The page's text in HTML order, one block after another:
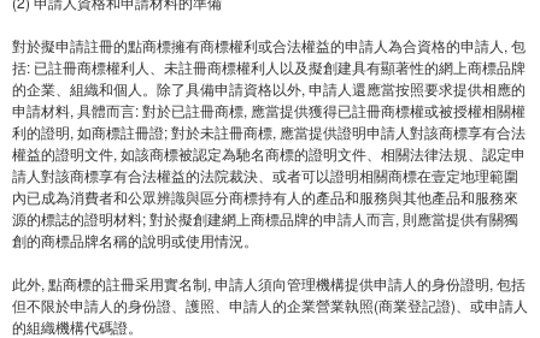
對於擬申請註冊的點商標擁有商標權利或合法權益的申請人為合資格的申請人, 包
括: 已註冊商標權利人、未註冊商標權利人以及擬創建具有顯著性的網上商標品牌
的企業、組織和個人。除了具備申請資格以外, 申請人還應當按照要求提供相應的
申請材料, 具體而言: 對於已註冊商標, 應當提供獲得已註冊商標權或被授權相關權
利的證明, 如商標註冊證; 對於未註冊商標, 應當提供證明申請人對該商標享有合法
權益的證明文件, 如該商標被認定為馳名商標的證明文件、相關法律法規、認定申
請人對該商標享有合法權益的法院裁決、或者可以證明相關商標在壹定地理範圍
內已成為消費者和公眾辨識與區分商標持有人的產品和服務與其他產品和服務來
源的標誌的證明材料; 對於擬創建網上商標品牌的申請人而言, 則應當提供有關獨
創的商標品牌名稱的說明或使用情況。
此外, 點商標的註冊采用實名制, 申請人須向管理機構提供申請人的身份證明, 包括
但不限於申請人的身份證、護照、申請人的企業營業執照(商業登記證)、或申請人
的組織機構代碼證。